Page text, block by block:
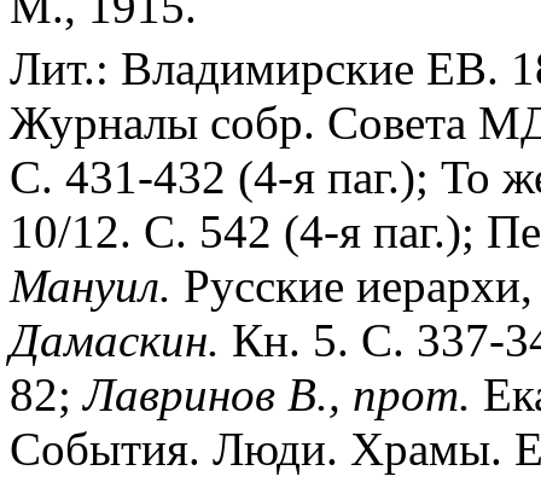
Лит.: Владимирские ЕВ.
Журналы собр. Совета
С. 431-432 (4-я паг.); То
10/12. С. 542 (4-я паг.);
Мануил. Русские
Дамаскин. Кн. 5. С. 337-
82;Лавринов В., прот.
События. Люди. Храмы.